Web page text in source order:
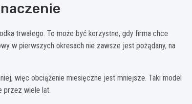
trwałego. To może być korzystne, gdy firma chce
w pierwszych okresach nie zawsze jest pożądany, na
więc obciążenie miesięczne jest mniejsze. Taki model
przez wiele lat.